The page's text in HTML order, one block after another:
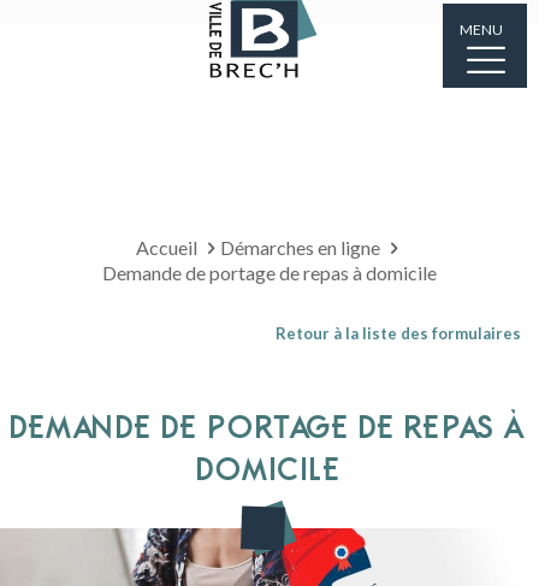
MENU
Accueil
Démarches en ligne
Demande de portage de repas à domicile
Retour à la liste des formulaires
DEMANDE DE PORTAGE DE REPAS À
DOMICILE